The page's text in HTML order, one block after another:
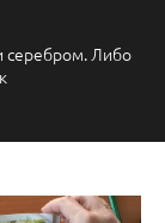
серебром. Либо